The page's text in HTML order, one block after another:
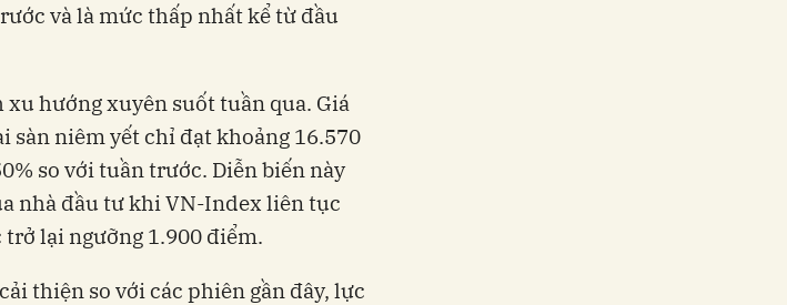
và là mức thấp nhất kể từ đầu
hướng xuyên suốt tuần qua. Giá
niêm yết chỉ đạt khoảng 16.570
so với tuần trước. Diễn biến này
nhà đầu tư khi VN-Index liên tục
lại ngưỡng 1.900 điểm.
thiện so với các phiên gần đây, lực